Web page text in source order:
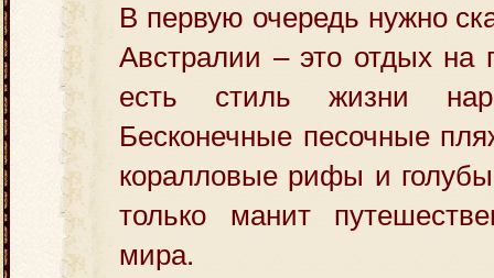
В первую очередь нужно
Австралии – это отдых на
есть стиль жизни
Бесконечные песочные
коралловые рифы и
только манит
мира.